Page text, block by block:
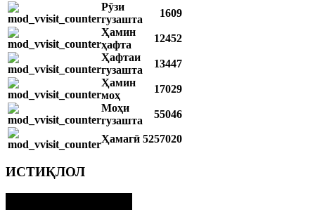
Рӯзи
гузашта
1609
Ҳамин
ҳафта
12452
Ҳафтаи
гузашта
13447
Ҳамин
моҳ
17029
Моҳи
гузашта
55046
Ҳамагӣ 5257020
ИСТИҚЛОЛ